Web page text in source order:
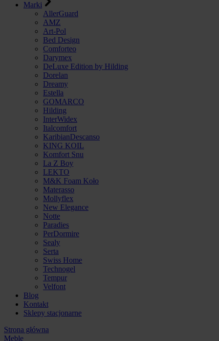
Marki
AllerGuard
AMZ
Art-Pol
Bed Design
Comforteo
Darymex
DeLuxe Edition by Hilding
Dorelan
Dreamy
Estella
GOMARCO
Hilding
InterWidex
Italcomfort
KaribianDescanso
KING KOIL
Komfort Snu
La Z Boy
LEKTO
M&K Foam Koło
Materasso
Mollyflex
New Elegance
Notte
Paradies
PerDormire
Sealy
Serta
Swiss Home
Technogel
Tempur
Velfont
Blog
Kontakt
Sklepy stacjonarne
Strona główna
Meble